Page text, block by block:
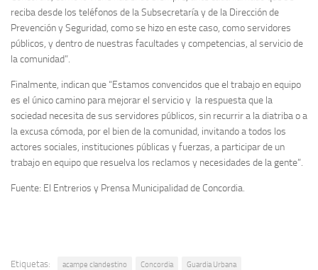
reciba desde los teléfonos de la Subsecretaría y de la Dirección de
Prevención y Seguridad, como se hizo en este caso, como servidores
públicos, y dentro de nuestras facultades y competencias, al servicio de
la comunidad”.
Finalmente, indican que “Estamos convencidos que el trabajo en equipo
es el único camino para mejorar el servicio y la respuesta que la
sociedad necesita de sus servidores públicos, sin recurrir a la diatriba o a
la excusa cómoda, por el bien de la comunidad, invitando a todos los
actores sociales, instituciones públicas y fuerzas, a participar de un
trabajo en equipo que resuelva los reclamos y necesidades de la gente”.
Fuente: El Entrerios y Prensa Municipalidad de Concordia.
Etiquetas: acampe clandestino Concordia Guardia Urbana